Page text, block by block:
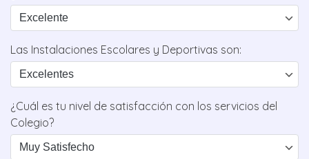
Las Instalaciones Escolares y Deportivas son:
¿Cuál es tu nivel de satisfacción con los servicios del
Colegio?